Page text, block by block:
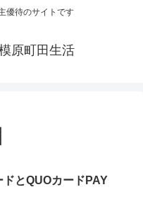
優待のサイトです
原町田生活
ドとQUOカードPAY